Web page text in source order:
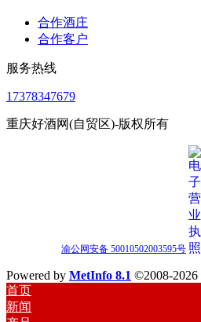
合作酒庄
合作客户
服务热线
17378347679
重庆好酒网(自贸区)-版权所有
渝公网安备 50010502003595号
Powered by MetInfo 8.1 ©2008-2026
首页
新闻